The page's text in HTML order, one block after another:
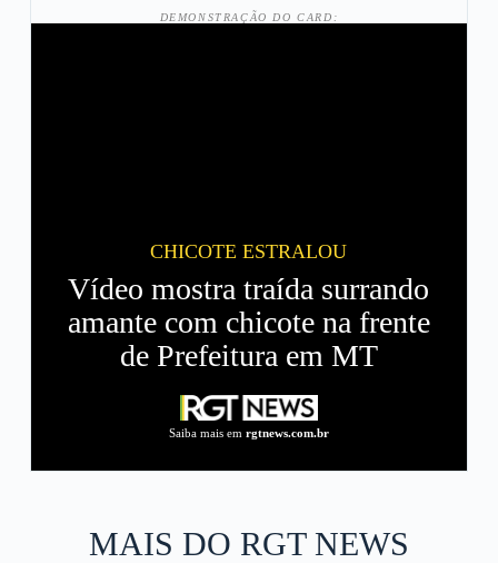
DEMONSTRAÇÃO DO CARD:
CHICOTE ESTRALOU
Vídeo mostra traída surrando
amante com chicote na frente
de Prefeitura em MT
Saiba mais em rgtnews.com.br
MAIS DO RGT NEWS